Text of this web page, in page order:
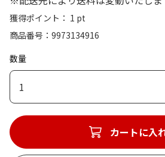
獲得ポイント： 1 pt
商品番号
9973134916
数量
1
カートに入